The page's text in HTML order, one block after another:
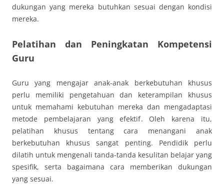
dukungan yang mereka butuhkan sesuai dengan kondisi
mereka.
Pelatihan dan Peningkatan Kompetensi
Guru
Guru yang mengajar anak-anak berkebutuhan khusus
perlu memiliki pengetahuan dan keterampilan khusus
untuk memahami kebutuhan mereka dan mengadaptasi
metode pembelajaran yang efektif. Oleh karena itu,
pelatihan khusus tentang cara menangani anak
berkebutuhan khusus sangat penting. Pendidik perlu
dilatih untuk mengenali tanda-tanda kesulitan belajar yang
spesifik, serta bagaimana cara memberikan dukungan
yang sesuai.